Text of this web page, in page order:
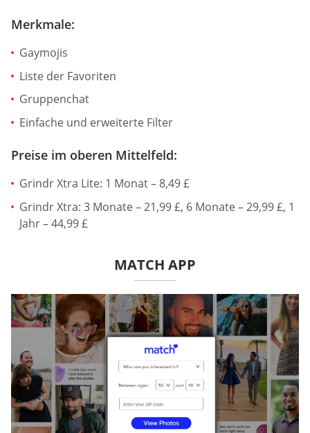
Merkmale:
Gaymojis
Liste der Favoriten
Gruppenchat
Einfache und erweiterte Filter
Preise im oberen Mittelfeld:
Grindr Xtra Lite: 1 Monat – 8,49 £
Grindr Xtra: 3 Monate – 21,99 £, 6 Monate – 29,99 £, 1
Jahr – 44,99 £
MATCH APP